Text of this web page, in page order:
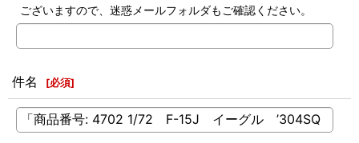
ございますので、迷惑メールフォルダもご確認ください。
件名 [必須]